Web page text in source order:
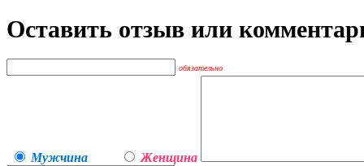
Оставить отзыв или
обязательно
Мужчина Женщина